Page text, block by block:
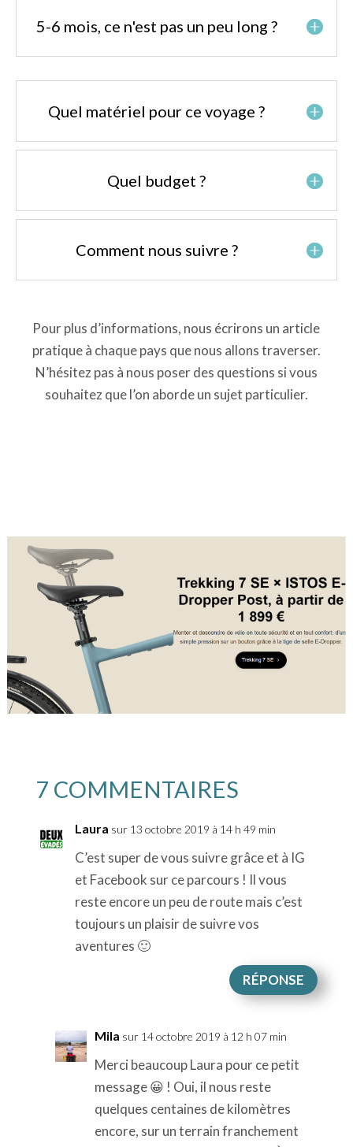
5-6 mois, ce n'est pas un peu long ?
Quel matériel pour ce voyage ?
Quel budget ?
Comment nous suivre ?
Pour plus d’informations, nous écrirons un article
pratique à chaque pays que nous allons traverser.
N’hésitez pas à nous poser des questions si vous
souhaitez que l’on aborde un sujet particulier.
7 COMMENTAIRES
Laura sur 13 octobre 2019 à 14 h 49 min
C’est super de vous suivre grâce et à IG
et Facebook sur ce parcours ! Il vous
reste encore un peu de route mais c’est
toujours un plaisir de suivre vos
aventures 🙂
RÉPONSE
Mila sur 14 octobre 2019 à 12 h 07 min
Merci beaucoup Laura pour ce petit
message 😀 ! Oui, il nous reste
quelques centaines de kilomètres
encore, sur un terrain franchement